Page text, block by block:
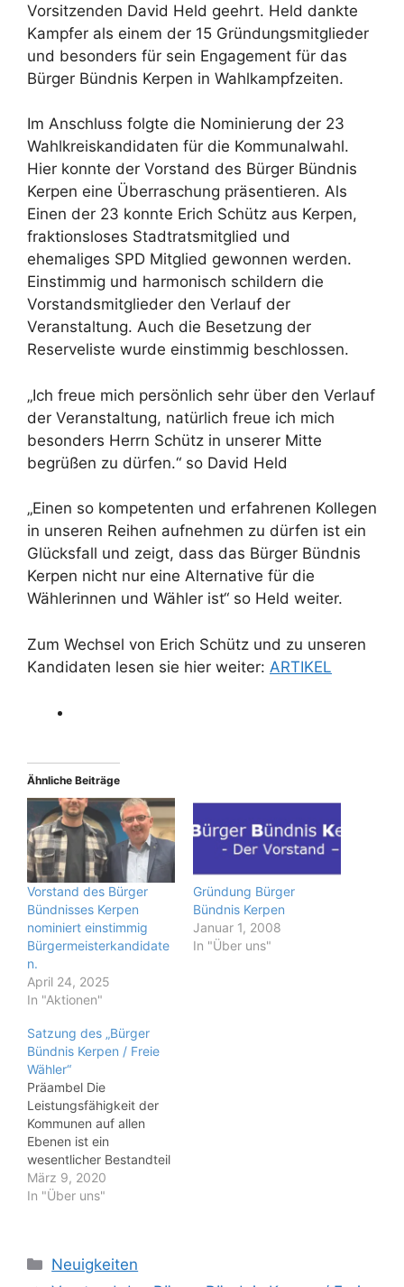
Vorsitzenden David Held geehrt. Held dankte
Kampfer als einem der 15 Gründungsmitglieder
und besonders für sein Engagement für das
Bürger Bündnis Kerpen in Wahlkampfzeiten.
Im Anschluss folgte die Nominierung der 23
Wahlkreiskandidaten für die Kommunalwahl.
Hier konnte der Vorstand des Bürger Bündnis
Kerpen eine Überraschung präsentieren. Als
Einen der 23 konnte Erich Schütz aus Kerpen,
fraktionsloses Stadtratsmitglied und
ehemaliges SPD Mitglied gewonnen werden.
Einstimmig und harmonisch schildern die
Vorstandsmitglieder den Verlauf der
Veranstaltung. Auch die Besetzung der
Reserveliste wurde einstimmig beschlossen.
„Ich freue mich persönlich sehr über den Verlauf
der Veranstaltung, natürlich freue ich mich
besonders Herrn Schütz in unserer Mitte
begrüßen zu dürfen.“ so David Held
„Einen so kompetenten und erfahrenen Kollegen
in unseren Reihen aufnehmen zu dürfen ist ein
Glücksfall und zeigt, dass das Bürger Bündnis
Kerpen nicht nur eine Alternative für die
Wählerinnen und Wähler ist“ so Held weiter.
Zum Wechsel von Erich Schütz und zu unseren
Kandidaten lesen sie hier weiter: ARTIKEL
Ähnliche Beiträge
Vorstand des Bürger
Bündnisses Kerpen
nominiert einstimmig
Bürgermeisterkandidate
n.
April 24, 2025
In "Aktionen"
Gründung Bürger
Bündnis Kerpen
Januar 1, 2008
In "Über uns"
Satzung des „Bürger
Bündnis Kerpen / Freie
Wähler“
Präambel Die
Leistungsfähigkeit der
Kommunen auf allen
Ebenen ist ein
wesentlicher Bestandteil
unseres demokratischen
Staatswesens.
hierfür durch ihr
März 9, 2020
In "Über uns"
Kategorien
Neuigkeiten